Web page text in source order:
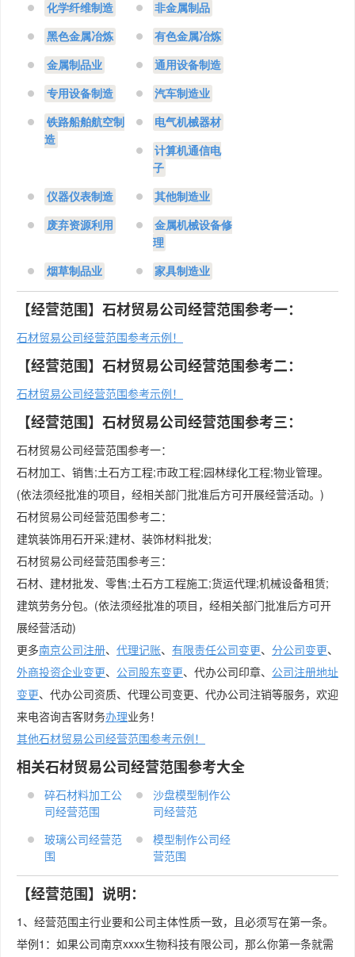
化学纤维制造 非金属制品
黑色金属冶炼 有色金属冶炼
金属制品业 通用设备制造
专用设备制造 汽车制造业
铁路船舶航空制
造
电气机械器材
计算机通信电
子
仪器仪表制造 其他制造业
废弃资源利用
金属机械设备修
理
烟草制品业 家具制造业
【经营范围】石材贸易公司经营范围参考一：
石材贸易公司经营范围参考示例！
【经营范围】石材贸易公司经营范围参考二：
石材贸易公司经营范围参考示例！
【经营范围】石材贸易公司经营范围参考三：
石材贸易公司经营范围参考一：
石材加工、销售;土石方工程;市政工程;园林绿化工程;物业管理。
(依法须经批准的项目，经相关部门批准后方可开展经营活动。)
石材贸易公司经营范围参考二：
建筑装饰用石开采;建材、装饰材料批发;
石材贸易公司经营范围参考三：
石材、建材批发、零售;土石方工程施工;货运代理;机械设备租赁;
建筑劳务分包。(依法须经批准的项目，经相关部门批准后方可开
展经营活动)
更多南京公司注册、 代理记账、 有限责任公司变更、 分公司变更、
外商投资企业变更、 公司股东变更、代办公司印章、 公司注册地址
变更、代办公司资质、代理公司变更、代办公司注销等服务，欢迎
来电咨询吉客财务办理业务！
其他石材贸易公司经营范围参考示例！
相关石材贸易公司经营范围参考大全
碎石材料加工公
司经营范围
沙盘模型制作公
司经营范
玻璃公司经营范
围
模型制作公司经
营范围
【经营范围】说明：
1、经营范围主行业要和公司主体性质一致，且必须写在第一条。
举例1：如果公司南京xxxx生物科技有限公司，那么你第一条就需